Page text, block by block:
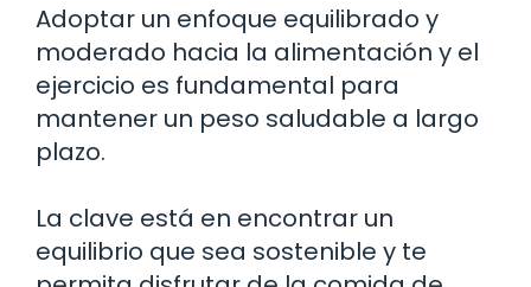
Adoptar un enfoque equilibrado y
moderado hacia la alimentación y el
ejercicio es fundamental para
mantener un peso saludable a largo
plazo.
La clave está en encontrar un
equilibrio que sea sostenible y te